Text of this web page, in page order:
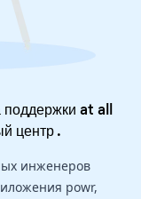
at all
центр.
инженеров
powr,